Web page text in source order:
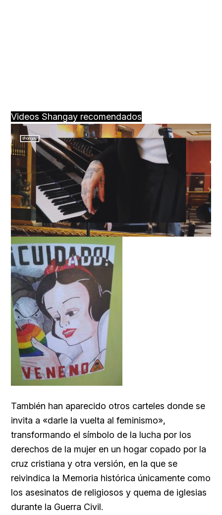
Videos Shangay recomendados
Unmute Loaded
59.22%
También han aparecido otros carteles donde se
invita a «darle la vuelta al feminismo»,
transformando el símbolo de la lucha por los
derechos de la mujer en un hogar copado por la
cruz cristiana y otra versión, en la que se
reivindica la Memoria histórica únicamente como
los asesinatos de religiosos y quema de iglesias
durante la Guerra Civil.